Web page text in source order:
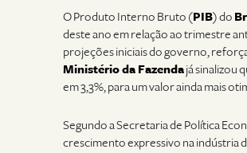
O Produto Interno Bruto (PIB) do
deste ano em relação ao trimestre
projeções iniciais do governo,
Ministério da Fazendajá sinalizou
em 3,3%, para um valor ainda mais
Segundo a Secretaria de Política
crescimento expressivo na indústria